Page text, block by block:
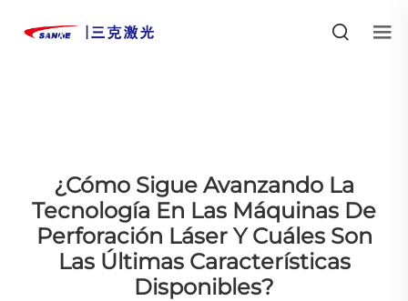
¿Cómo Sigue Avanzando La
Tecnología En Las Máquinas De
Perforación Láser Y Cuáles Son
Las Últimas Características
Disponibles?